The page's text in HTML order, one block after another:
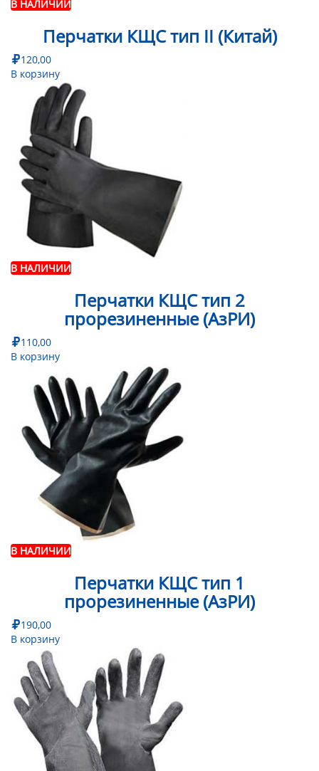
В НАЛИЧИИ
Перчатки КЩС тип II (Китай)
120,00
В корзину
В НАЛИЧИИ
Перчатки КЩС тип 2
прорезиненные (АзРИ)
110,00
В корзину
В НАЛИЧИИ
Перчатки КЩС тип 1
прорезиненные (АзРИ)
190,00
В корзину